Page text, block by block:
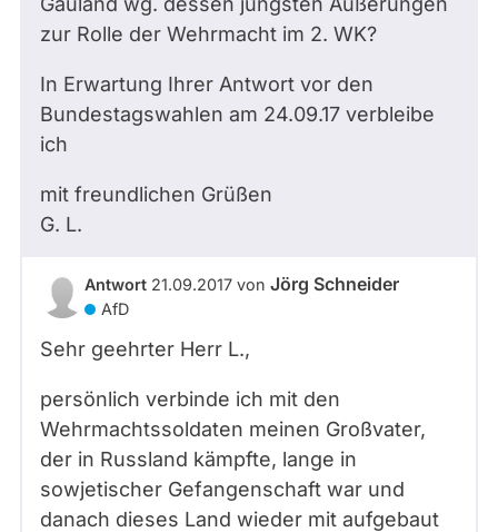
zur Rolle der Wehrmacht im 2. WK?
In Erwartung Ihrer Antwort vor den
Bundestagswahlen am 24.09.17 verbleibe
ich
mit freundlichen Grüßen
G. L.
Antwort 21.09.2017 von Jörg Schneider
AfD
Sehr geehrter Herr L.,
persönlich verbinde ich mit den
Wehrmachtssoldaten meinen Großvater,
der in Russland kämpfte, lange in
sowjetischer Gefangenschaft war und
danach dieses Land wieder mit aufgebaut